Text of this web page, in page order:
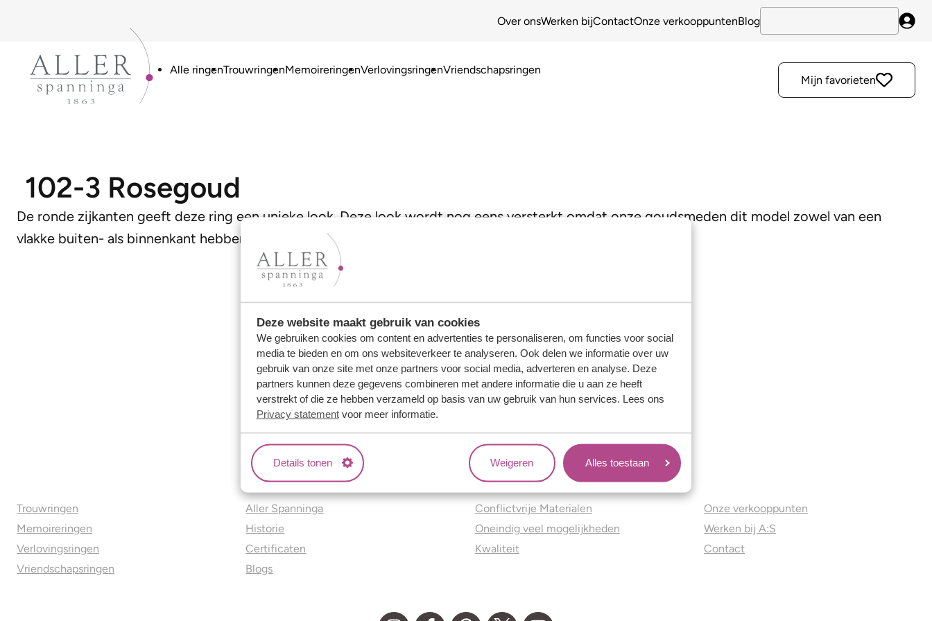
Deze website maakt gebruik van cookies
We gebruiken cookies om content en advertenties te personaliseren, om functies voor social
media te bieden en om ons websiteverkeer te analyseren. Ook delen we informatie over uw
gebruik van onze site met onze partners voor social media, adverteren en analyse. Deze
partners kunnen deze gegevens combineren met andere informatie die u aan ze heeft
verstrekt of die ze hebben verzameld op basis van uw gebruik van hun services. Lees ons
Privacy statementvoor meer informatie.
Details tonen Weigeren Alles toestaan
Over onsWerken bijContactOnze verkooppuntenBlog
Alle ringenTrouwringenMemoireringenVerlovingsringenVriendschapsringen
Mijn favorieten
102-3 Rosegoud
De ronde zijkanten geeft deze ring een unieke look. Deze look wordt nog eens versterkt omdat onze goudsmeden dit model zowel van een
vlakke buiten- als binnenkant hebben voorzien. Zo krijg je een waar juweeltje!
Trouwringen
Memoireringen
Verlovingsringen
Vriendschapsringen
Over ons
Aller Spanninga
Historie
Certificaten
Blogs
Jouw voordelen
Conflictvrije Materialen
Oneindig veel mogelijkheden
Kwaliteit
Onze verkooppunten
Werken bij A:S
Contact